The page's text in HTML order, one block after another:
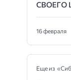
СВОЕГО
16 февраля
Еще из